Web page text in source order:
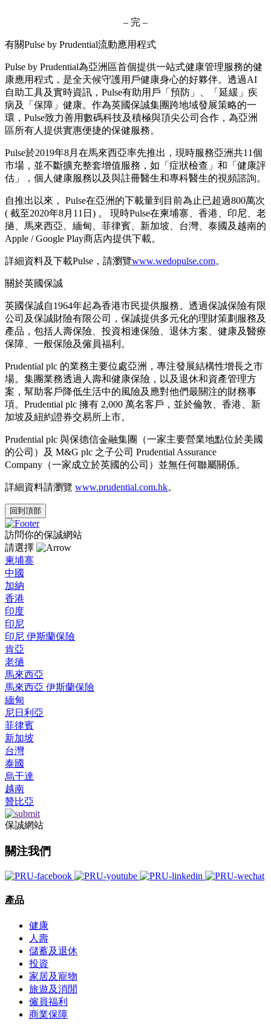
– 完 –
有關Pulse by Prudential流動應用程式
Pulse by Prudential為亞洲區首個提供一站式健康管理服務的健
康應用程式，是全天候守護用戶健康身心的好夥伴。透過AI
自助工具及實時資訊，Pulse有助用戶「預防」、「延緩」疾
病及「保障」健康。作為英國保誠集團跨地域發展策略的一
環，Pulse致力善用數碼科技及積極與頂尖公司合作，為亞洲
區所有人提供實惠便捷的保健服務。
Pulse於2019年8月在馬來西亞率先推出，現時服務亞洲共11個
市場，並不斷擴充整套增值服務，如「症狀檢查」和「健康評
估」，個人健康服務以及與註冊醫生和專科醫生的視頻諮詢。
自推出以來， Pulse在亞洲的下載量到目前為止已超過800萬次
( 截至2020年8月11日) 。 現時Pulse在柬埔寨、香港、印尼、老
撾、馬來西亞、緬甸、菲律賓、新加坡、台灣、泰國及越南的
Apple / Google Play商店內提供下載。
詳細資料及下載Pulse，請瀏覽www.wedopulse.com。
關於英國保誠
英國保誠自1964年起為香港市民提供服務。透過保誠保險有限
公司及保誠財險有限公司，保誠提供多元化的理財策劃服務及
產品，包括人壽保險、投資相連保險、退休方案、健康及醫療
保障、一般保險及僱員福利。
Prudential plc 的業務主要位處亞洲，專注發展結構性增長之市
場。集團業務透過人壽和健康保險，以及退休和資產管理方
案，幫助客戶降低生活中的風險及應對他們最關注的財務事
項。Prudential plc 擁有 2,000 萬名客戶，並於倫敦、香港、新
加坡及紐約證券交易所上市。
Prudential plc 與保德信金融集團（一家主要營業地點位於美國
的公司）及 M&G plc 之子公司 Prudential Assurance
Company（一家成立於英國的公司）並無任何聯屬關係。
詳細資料請瀏覽 www.prudential.com.hk。
回到頂部
訪問你的保誠網站
請選擇
柬埔寨
中國
加納
香港
印度
印尼
印尼 伊斯蘭保險
肯亞
老撾
馬來西亞
馬來西亞 伊斯蘭保險
緬甸
尼日利亞
菲律賓
新加坡
台灣
泰國
烏干達
越南
贊比亞
保誠網站
關注我們
產品
健康
人壽
儲蓄及退休
投資
家居及寵物
旅遊及消閒
僱員福利
商業保障